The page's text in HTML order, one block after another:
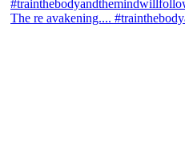
The re avakening....